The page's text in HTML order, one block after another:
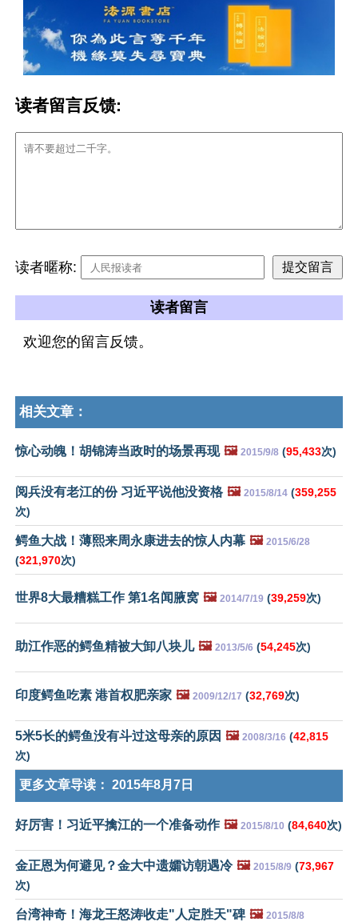
读者留言反馈:
读者暱称:
读者留言
欢迎您的留言反馈。
相关文章：
惊心动魄！胡锦涛当政时的场景再现 🖼️ 2015/9/8 (95,433次)
阅兵没有老江的份 习近平说他没资格 🖼️ 2015/8/14 (359,255
次)
鳄鱼大战！薄熙来周永康进去的惊人内幕 🖼️ 2015/6/28
(321,970次)
世界8大最糟糕工作 第1名闻腋窝 🖼️ 2014/7/19 (39,259次)
助江作恶的鳄鱼精被大卸八块儿 🖼️ 2013/5/6 (54,245次)
印度鳄鱼吃素 港首权肥亲家 🖼️ 2009/12/17 (32,769次)
5米5长的鳄鱼没有斗过这母亲的原因 🖼️ 2008/3/16 (42,815
次)
更多文章导读： 2015年8月7日
好厉害！习近平擒江的一个准备动作 🖼️ 2015/8/10 (84,640次)
金正恩为何避见？金大中遗孀访朝遇冷 🖼️ 2015/8/9 (73,967
次)
台湾神奇！海龙王怒涛收走"人定胜天"碑 🖼️ 2015/8/8